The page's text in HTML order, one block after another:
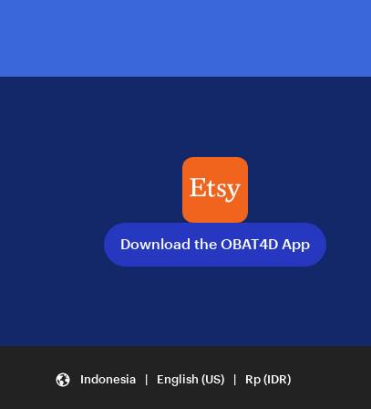
Download the OBAT4D App
Indonesia | English (US) | Rp (IDR)